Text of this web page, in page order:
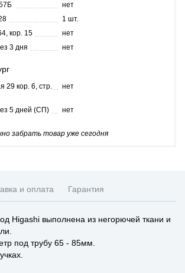
нет
1 шт.
кор. 15
нет
3 дня
нет
29 кор. 6, стр.
нет
5 дней (СП) нет
забрать товар уже сегодня
и оплата Гарантия
Higashi выполнена из негорючей ткани и
под трубу 65 - 85мм.